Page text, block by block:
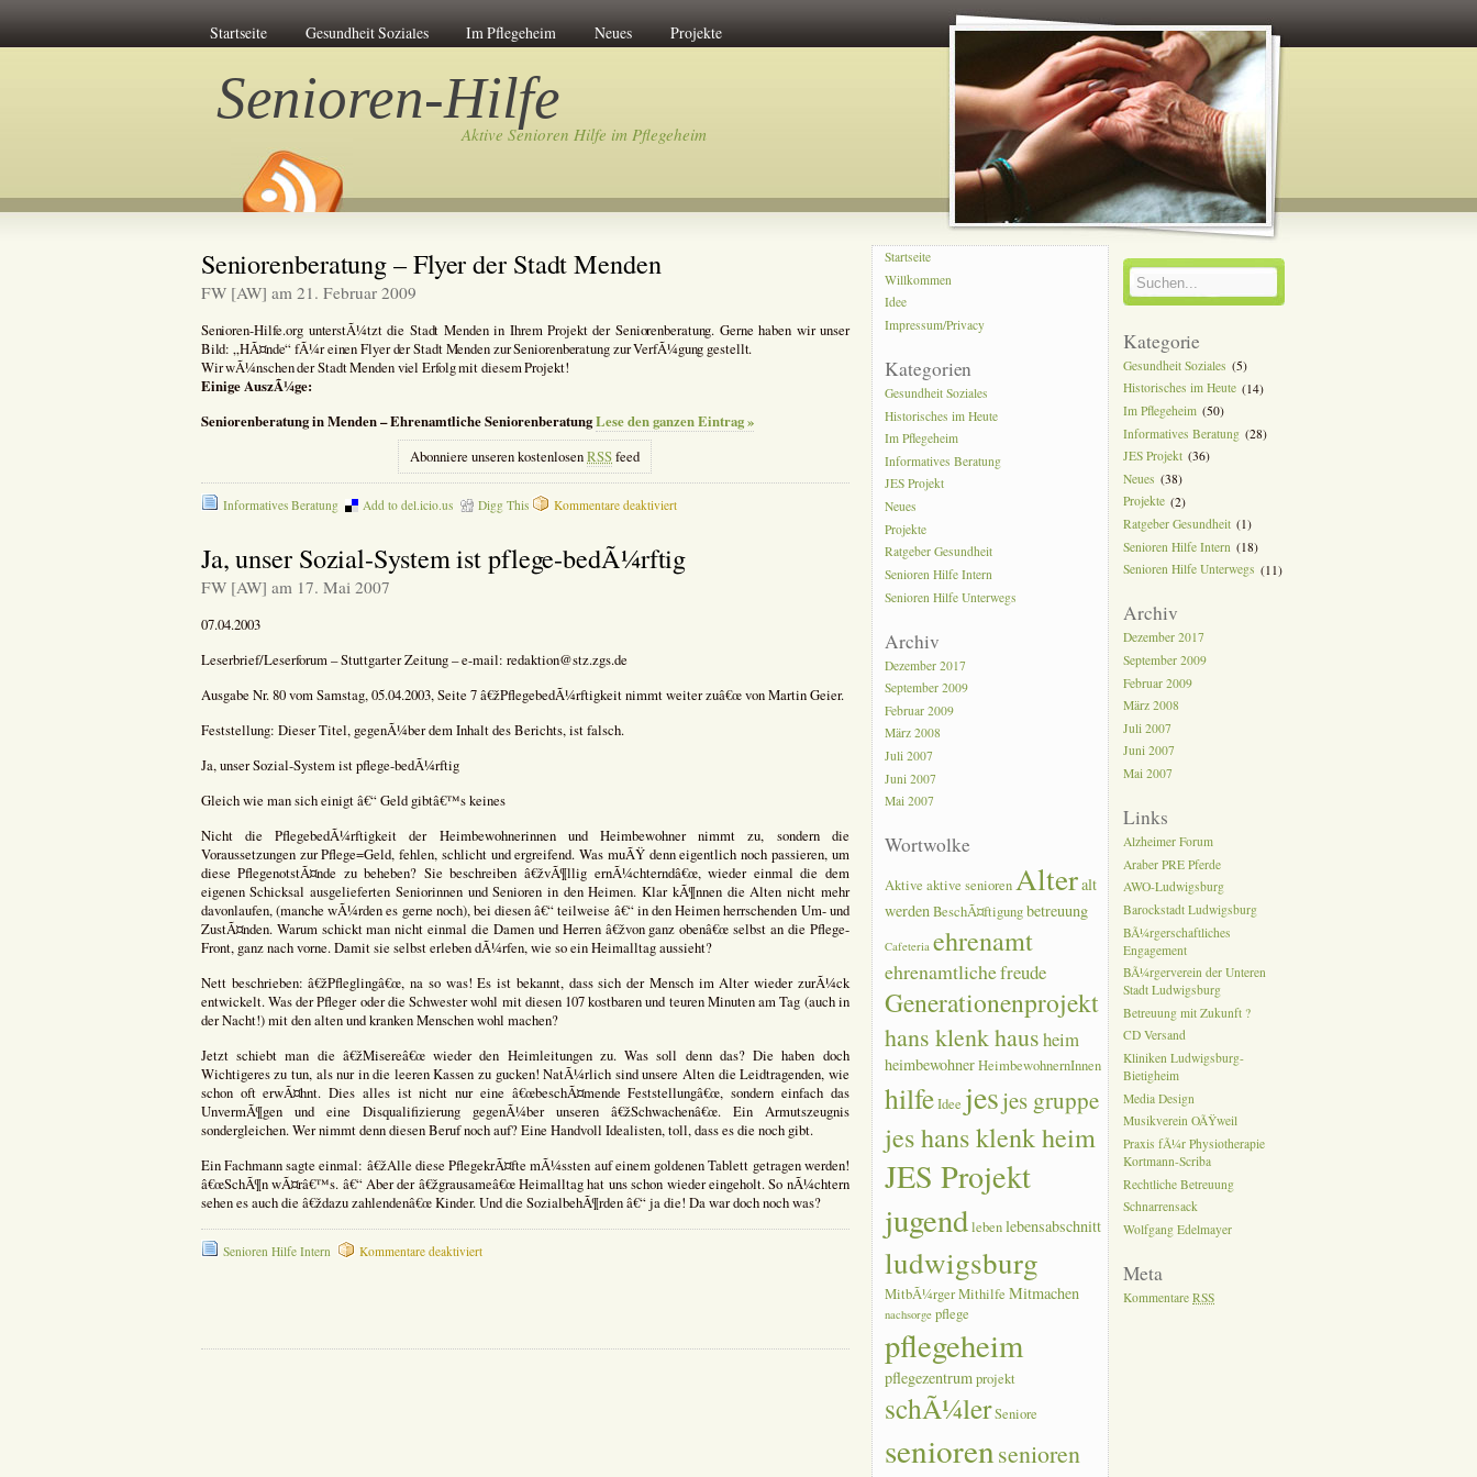
Startseite Gesundheit Soziales Im Pflegeheim Neues Projekte
Senioren-Hilfe
Aktive Senioren Hilfe im Pflegeheim
Seniorenberatung – Flyer der Stadt Menden
FW [AW] am 21. Februar 2009
Senioren-Hilfe.org unterstÃ¼tzt die Stadt Menden in Ihrem Projekt der Seniorenberatung. Gerne haben wir unser
Bild: „HÃ¤nde“ fÃ¼r einen Flyer der Stadt Menden zur Seniorenberatung zur VerfÃ¼gung gestellt.
Wir wÃ¼nschen der Stadt Menden viel Erfolg mit diesem Projekt!
Einige AuszÃ¼ge:
Seniorenberatung in Menden – Ehrenamtliche SeniorenberatungLese den ganzen Eintrag »
Abonniere unseren kostenlosenRSSfeed
Informatives Beratung Add to del.icio.us Digg This Kommentare deaktiviertfür
Flyer
der
Ja, unser Sozial-System ist pflege-bedÃ¼rftig
FW [AW] am 17. Mai 2007
07.04.2003
Leserbrief/Leserforum – Stuttgarter Zeitung – e-mail: redaktion@stz.zgs.de
Ausgabe Nr. 80 vom Samstag, 05.04.2003, Seite 7 â€žPflegebedÃ¼rftigkeit nimmt weiter zuâ€œ von Martin Geier.
Feststellung: Dieser Titel, gegenÃ¼ber dem Inhalt des Berichts, ist falsch.
Ja, unser Sozial-System ist pflege-bedÃ¼rftig
Gleich wie man sich einigt â€“ Geld gibtâ€™s keines
Nicht die PflegebedÃ¼rftigkeit der Heimbewohnerinnen und Heimbewohner nimmt zu, sondern die
Voraussetzungen zur Pflege=Geld, fehlen, schlicht und ergreifend. Was muÃŸ denn eigentlich noch passieren, um
diese PflegenotstÃ¤nde zu beheben? Sie beschreiben â€žvÃ¶llig ernÃ¼chterndâ€œ, wieder einmal die dem
eigenen Schicksal ausgelieferten Seniorinnen und Senioren in den Heimen. Klar kÃ¶nnen die Alten nicht mehr
davonlaufen, (manche wÃ¼rden es gerne noch), bei diesen â€“ teilweise â€“ in den Heimen herrschenden Um- und
ZustÃ¤nden. Warum schickt man nicht einmal die Damen und Herren â€žvon ganz obenâ€œ selbst an die Pflege-
Front, ganz nach vorne. Damit sie selbst erleben dÃ¼rfen, wie so ein Heimalltag aussieht?
Nett beschrieben: â€žPfleglingâ€œ, na so was! Es ist bekannt, dass sich der Mensch im Alter wieder zurÃ¼ck
entwickelt. Was der Pfleger oder die Schwester wohl mit diesen 107 kostbaren und teuren Minuten am Tag (auch in
der Nacht!) mit den alten und kranken Menschen wohl machen?
Jetzt schiebt man die â€žMisereâ€œ wieder den Heimleitungen zu. Was soll denn das? Die haben doch
Wichtigeres zu tun, als nur in die leeren Kassen zu gucken! NatÃ¼rlich sind unsere Alten die Leidtragenden, wie
schon oft erwÃ¤hnt. Dies alles ist nicht nur eine â€œbeschÃ¤mende Feststellungâ€œ, sondern einfach das
UnvermÃ¶gen und eine Disqualifizierung gegenÃ¼ber unseren â€žSchwachenâ€œ. Ein Armutszeugnis
sondergleichen. Wer nimmt denn diesen Beruf noch auf? Eine Handvoll Idealisten, toll, dass es die noch gibt.
Ein Fachmann sagte einmal: â€žAlle diese PflegekrÃ¤fte mÃ¼ssten auf einem goldenen Tablett getragen werden!
â€œSchÃ¶n wÃ¤râ€™s. â€“ Aber der â€žgrausameâ€œ Heimalltag hat uns schon wieder eingeholt. So nÃ¼chtern
sehen es auch die â€ždazu zahlendenâ€œ Kinder. Und die SozialbehÃ¶rden â€“ ja die! Da war doch noch was?
Senioren Hilfe Intern Kommentare deaktiviertfür
pflege-
Startseite
Willkommen
Idee
Impressum/Privacy
Kategorien
Gesundheit Soziales
Historisches im Heute
Im Pflegeheim
Informatives Beratung
JES Projekt
Neues
Projekte
Ratgeber Gesundheit
Senioren Hilfe Intern
Senioren Hilfe Unterwegs
Archiv
Dezember 2017
September 2009
Februar 2009
März 2008
Juli 2007
Juni 2007
Mai 2007
Wortwolke
Aktive aktive seniorenAlteralt
werdenBeschÃ¤ftigungbetreuung
Cafeteria ehrenamt
ehrenamtlichefreude
Generationenprojekt
hans klenk hausheim
heimbewohnerHeimbewohnernInnen
hilfeIdee jesjes gruppe
jes hans klenk heim
JES Projekt
jugendlebenlebensabschnitt
ludwigsburg
MitbÃ¼rgerMithilfe Mitmachen
nachsorge pflege
pflegeheim
pflegezentrumprojekt
schÃ¼lerSeniore
seniorensenioren
Kategorie
Gesundheit Soziales (5)
Historisches im Heute (14)
Im Pflegeheim (50)
Informatives Beratung (28)
JES Projekt (36)
Neues (38)
Projekte (2)
Ratgeber Gesundheit (1)
Senioren Hilfe Intern (18)
Senioren Hilfe Unterwegs (11)
Archiv
Dezember 2017
September 2009
Februar 2009
März 2008
Juli 2007
Juni 2007
Mai 2007
Links
Alzheimer Forum
Araber PRE Pferde
AWO-Ludwigsburg
Barockstadt Ludwigsburg
BÃ¼rgerschaftliches
Engagement
BÃ¼rgerverein der Unteren
Stadt Ludwigsburg
Betreuung mit Zukunft ?
CD Versand
Kliniken Ludwigsburg-
Bietigheim
Media Design
Musikverein OÃŸweil
Praxis fÃ¼r Physiotherapie
Kortmann-Scriba
Rechtliche Betreuung
Schnarrensack
Wolfgang Edelmayer
Meta
KommentareRSS